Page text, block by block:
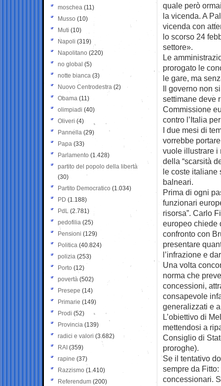
quale però
la vicenda. A
vicenda con
lo scorso 24
settore».
Le
prorogato le
le gare, ma
Il governo non
settimane deve
Commissione
contro l’Italia
I due mesi di
vorrebbe
vuole illustrare i
della “scarsità
le coste italiane
balneari.
Prima di ogni
funzionari
risorsa”. Carlo
europeo chiede
confronto con
presentare
l’infrazione e
Una volta
norma che
concessioni,
consapevole
generalizzati e
L’obiettivo di
mettendosi a
Consiglio di
proroghe).
Se il tentativo
sempre da
concessionari.
moschea (11)
Musso (10)
Muti (10)
Napoli (319)
Napolitano (220)
no global (5)
notte bianca (3)
Nuovo Centrodestra (2)
Obama (11)
olimpiadi (40)
Oliveri (4)
Pannella (29)
Papa (33)
Parlamento (1.428)
partito del popolo della libertà
(30)
Partito Democratico (1.034)
PD (1.188)
PdL (2.781)
pedofilia (25)
Pensioni (129)
Politica (40.824)
polizia (253)
Porto (12)
povertà (502)
Presepe (14)
Primarie (149)
Prodi (52)
Provincia (139)
radici e valori (3.682)
RAI (359)
rapine (37)
Razzismo (1.410)
Referendum (200)